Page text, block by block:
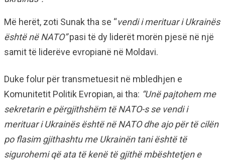
Më herët, zoti Sunak tha se “vendi i merituar i Ukrainës
është në NATO”pasi të dy liderët morën pjesë në një
samit të liderëve evropianë në Moldavi.
Duke folur për transmetuesit në mbledhjen e
Komunitetit Politik Evropian, ai tha: “Unë pajtohem me
sekretarin e përgjithshëm të NATO-s se vendi i
merituar i Ukrainës është në NATO dhe ajo për të cilën
po flasim gjithashtu me Ukrainën tani është të
sigurohemi që ata të kenë të gjithë mbështetjen e